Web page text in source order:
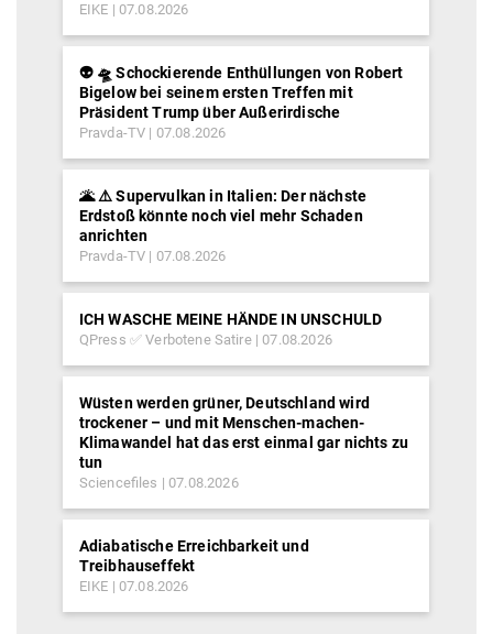
EIKE 07.08.2026
👽 🛸 Schockierende Enthüllungen von Robert
Bigelow bei seinem ersten Treffen mit
Präsident Trump über Außerirdische
Pravda-TV 07.08.2026
🌋 ⚠️ Supervulkan in Italien: Der nächste
Erdstoß könnte noch viel mehr Schaden
anrichten
Pravda-TV 07.08.2026
ICH WASCHE MEINE HÄNDE IN UNSCHULD
QPress ✅ Verbotene Satire 07.08.2026
Wüsten werden grüner, Deutschland wird
trockener – und mit Menschen-machen-
Klimawandel hat das erst einmal gar nichts zu
tun
Sciencefiles 07.08.2026
Adiabatische Erreichbarkeit und
Treibhauseffekt
EIKE 07.08.2026